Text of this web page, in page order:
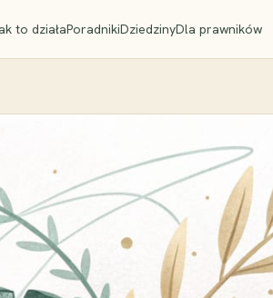
to działaPoradnikiDziedzinyDla prawników